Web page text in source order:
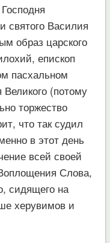
святого Василия
образ царского
епископ
пасхальном
(потому
торжество
что так судил
в этот день
всей своей
Слова,
сидящего на
херувимов и